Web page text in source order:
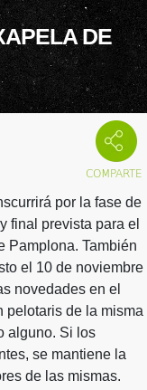
DE
por la fase de
final prevista para el
Pamplona. También
el 10 de noviembre
novedades en el
pelotaris de la misma
alguno. Si los
se mantiene la
de las mismas.